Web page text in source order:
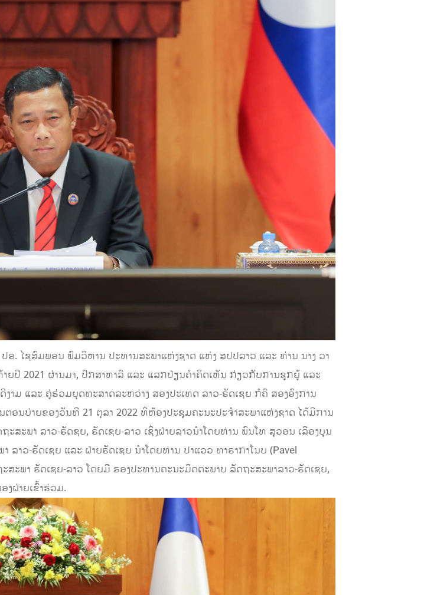
ອ. ໄຊສົມພອນ ພົມວິຫານ ປະທານສະພາແຫ່ງຊາດ ແຫ່ງ ສປປລາວ ແລະ ທ່ານ ນາງ ວາ
ຍປີ 2021 ຜ່ານມາ, ປຶກສາຫາລື ແລະ ແລກປ່ຽນຄໍາຄິດເຫັນ ກ່ຽວກັບການຊຸກຍູ້ ແລະ
າມ ແລະ ຄູ່ຮ່ວມຍຸດທະສາດລະຫວ່າງ ສອງປະເທດ ລາວ-ຣັດເຊຍ ກໍຄື ສອງອົງການ
ອນບ່າຍຂອງວັນທີ 21 ຕຸລາ 2022 ທີ່ຫ້ອງປະຊຸມຄະນະປະຈໍາສະພາແຫ່ງຊາດ ໄດ້ມີການ
ສະພາ ລາວ-ຣັດຊຍ, ຣັດເຊຍ-ລາວ ເຊິ່ງຝ່າຍລາວນໍາໂດຍທ່ານ ພົນໂທ ສຸວອນ ເລືອງບຸນ
າວ-ຣັດເຊຍ ແລະ ຝ່າຍຣັດເຊຍ ນໍາໂດຍທ່ານ ປາແວວ ທາຣາກາໂນບ (Pavel
ສະພາ ຣັດເຊຍ-ລາວ ໂດຍມີ ຮອງປະທານຄະນະມິດຕະພາບ ລັດຖະສະພາລາວ-ຣັດເຊຍ,
ງຝ່າຍເຂົ້າຮ່ວມ.